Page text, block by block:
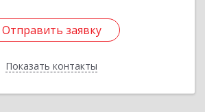
Отправить заявку
Показать контакты
Отправить заявку
Назад